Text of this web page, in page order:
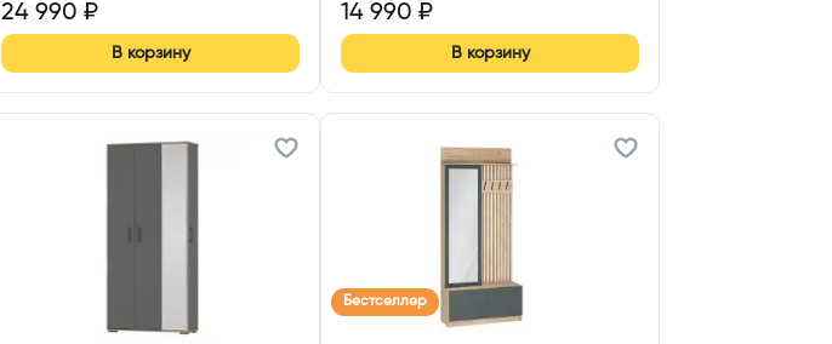
24 990 ₽
В корзину
14 990 ₽
В корзину
Бестселлер